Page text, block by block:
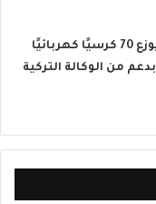
منتدى الإغاثة والبناء يوزع 70 كرسيًا كهربائيًا
من الوكالة التركية